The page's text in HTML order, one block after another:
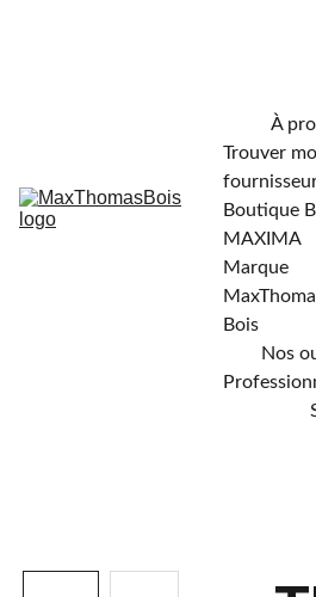
À
Trouver
Boutique
MAXIMA
Marque
Bois
Nos